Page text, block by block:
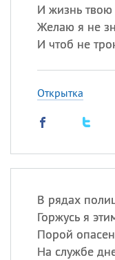
И жизнь твою
Желаю я не
И чтоб не
Открытка
В рядах
Горжусь я
Порой
На службе